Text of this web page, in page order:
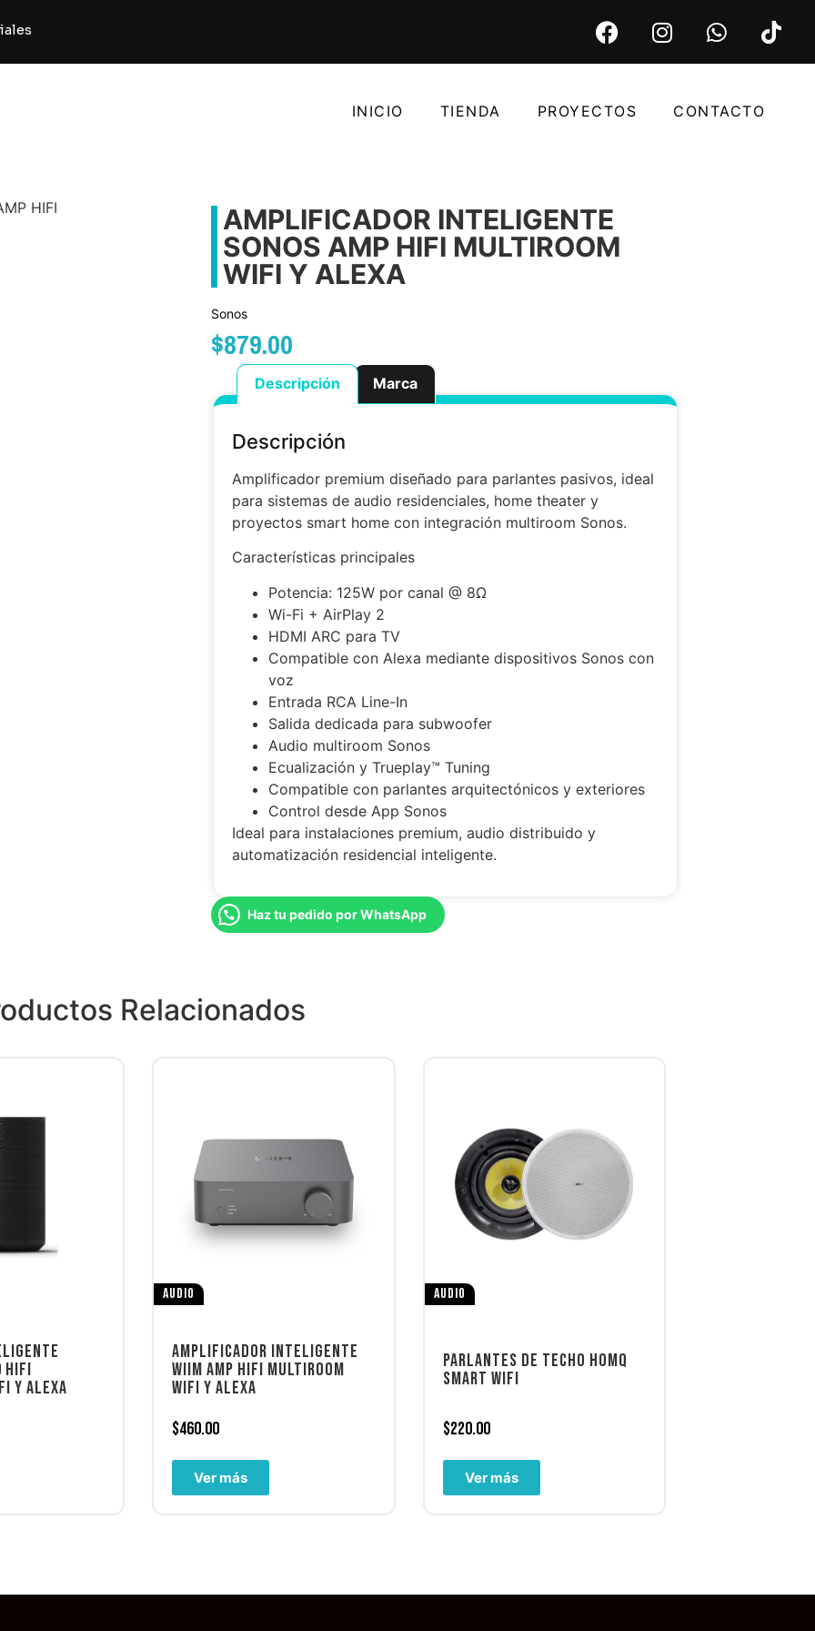
INICIO TIENDA PROYECTOS CONTACTO
HIFI
AMPLIFICADOR INTELIGENTE
SONOS AMP HIFI MULTIROOM
WIFI Y ALEXA
Sonos
$879.00
Descripción Marca
Descripción
Amplificador premium diseñado para parlantes pasivos, ideal
para sistemas de audio residenciales, home theater y
proyectos smart home con integración multiroom Sonos.
Características principales
Potencia: 125W por canal @ 8Ω
Wi-Fi + AirPlay 2
HDMI ARC para TV
Compatible con Alexa mediante dispositivos Sonos con
voz
Entrada RCA Line-In
Salida dedicada para subwoofer
Audio multiroom Sonos
Ecualización y Trueplay™ Tuning
Compatible con parlantes arquitectónicos y exteriores
Control desde App Sonos
Ideal para instalaciones premium, audio distribuido y
automatización residencial inteligente.
Haz tu pedido por WhatsApp
Relacionados
HIFI
Y ALEXA
AUDIO
AMPLIFICADOR INTELIGENTE
WIIM AMP HIFI MULTIROOM
WIFI Y ALEXA
$460.00
Ver más
AUDIO
PARLANTES DE TECHO HOMQ
SMART WIFI
$220.00
Ver más